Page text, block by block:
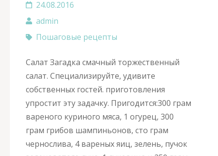
24.08.2016
admin
Пошаговые рецепты
Салат Загадка смачный торжественный
салат. Специализируйте, удивите
собственных гостей. приготовления
упростит эту задачку. Пригодится:300 грам
вареного куриного мяса, 1 огурец, 300
грам грибов шампиньонов, сто грам
чернослива, 4 вареных яиц, зелень, пучок